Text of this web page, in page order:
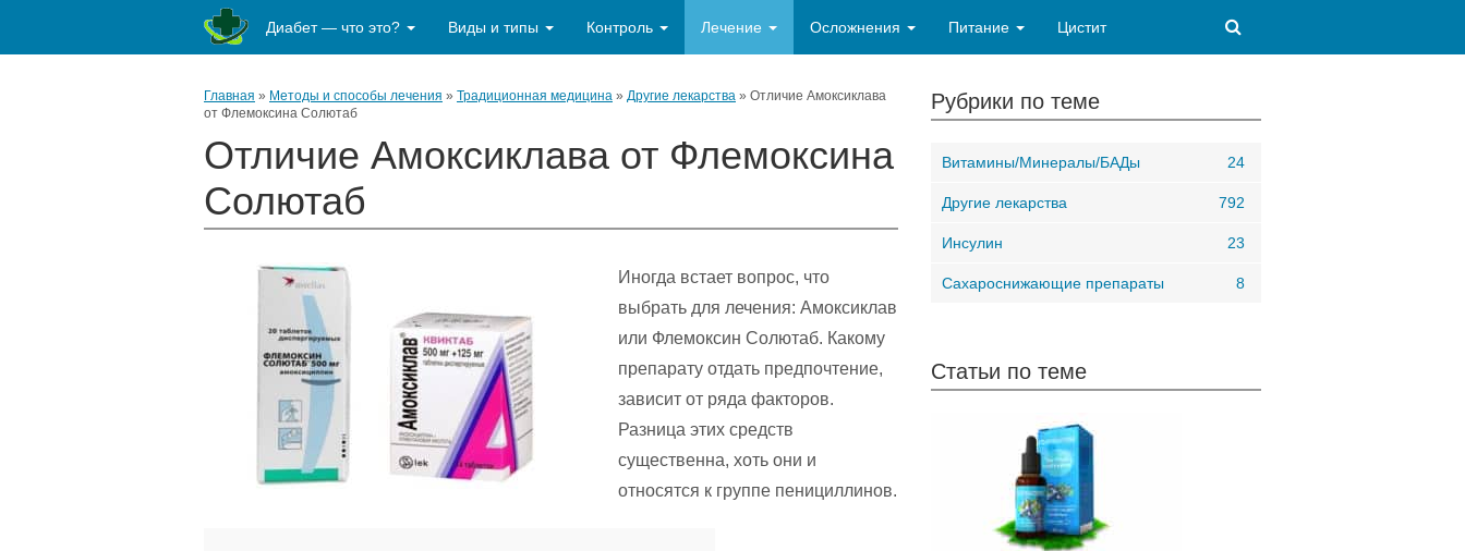
Диабет — что это? Виды и типы Контроль Лечение Осложнения Питание Цистит
Главная » Методы и способы лечения » Традиционная медицина » Другие лекарства » Отличие Амоксиклава
от Флемоксина Солютаб
Отличие Амоксиклава от Флемоксина
Солютаб
Иногда встает вопрос, что
выбрать для лечения: Амоксиклав
или Флемоксин Солютаб. Какому
препарату отдать предпочтение,
зависит от ряда факторов.
Разница этих средств
существенна, хоть они и
относятся к группе пенициллинов.
Рубрики по теме
Витамины/Минералы/БАДы 24
Другие лекарства 792
Инсулин 23
Сахароснижающие препараты 8
Статьи по теме